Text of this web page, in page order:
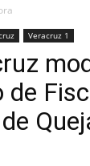
Veracruz 1
de